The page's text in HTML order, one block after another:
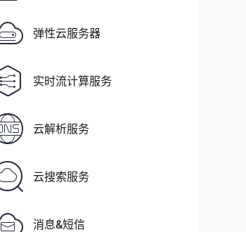
弹性云服务器
实时流计算服务
云解析服务
云搜索服务
消息&短信